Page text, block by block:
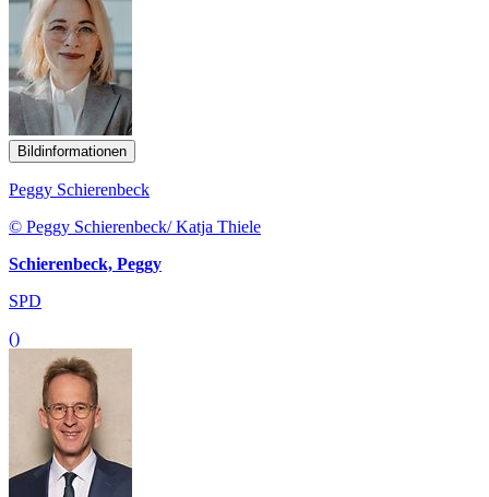
Bildinformationen
Peggy Schierenbeck
© Peggy Schierenbeck/ Katja Thiele
Schierenbeck, Peggy
SPD
()